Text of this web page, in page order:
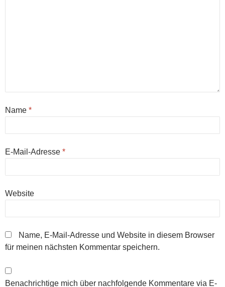
Name *
E-Mail-Adresse *
Website
Name, E-Mail-Adresse und Website in diesem Browser
für meinen nächsten Kommentar speichern.
Benachrichtige mich über nachfolgende Kommentare via E-